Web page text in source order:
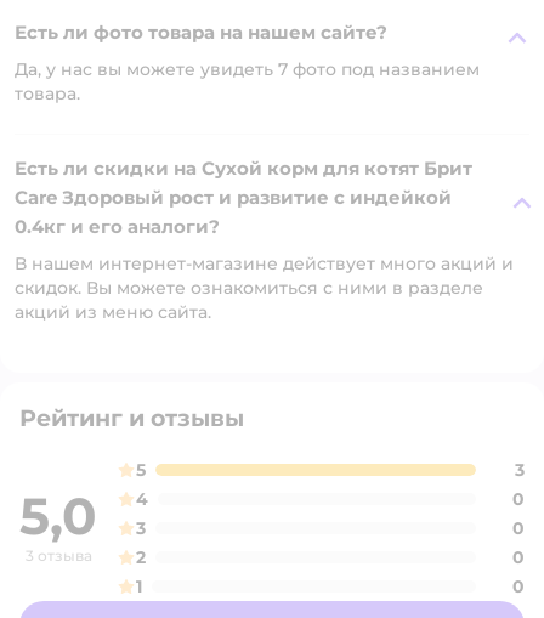
Есть ли фото товара на нашем сайте?
Да, у нас вы можете увидеть 7 фото под названием
товара.
Есть ли скидки на Сухой корм для котят Брит
Care Здоровый рост и развитие с индейкой
0.4кг и его аналоги?
В нашем интернет-магазине действует много акций и
скидок. Вы можете ознакомиться с ними в разделе
акций из меню сайта.
Рейтинг и отзывы
5,0
3 отзыва
5
3
4
0
3
0
2
0
1
0